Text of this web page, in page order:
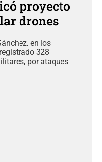
proyecto
drones
en los
328
por ataques